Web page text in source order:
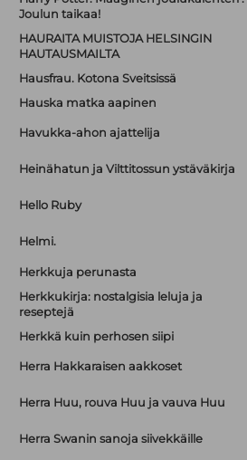
Joulun taikaa!
HAURAITA MUISTOJA HELSINGIN
HAUTAUSMAILTA
Hausfrau. Kotona Sveitsissä
Hauska matka aapinen
Havukka-ahon ajattelija
Heinähatun ja Vilttitossun ystäväkirja
Hello Ruby
Helmi.
Herkkuja perunasta
Herkkukirja: nostalgisia leluja ja
reseptejä
Herkkä kuin perhosen siipi
Herra Hakkaraisen aakkoset
Herra Huu, rouva Huu ja vauva Huu
Herra Swanin sanoja siivekkäille